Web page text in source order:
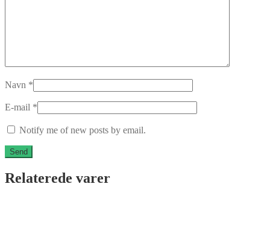
Navn *
E-mail *
Notify me of new posts by email.
Relaterede varer